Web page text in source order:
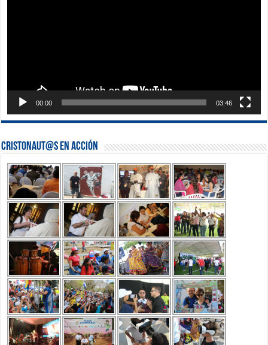
00:00 03:46
Cristonaut@s en Acción